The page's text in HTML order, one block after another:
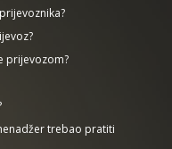
prijevozom?
trebao pratiti